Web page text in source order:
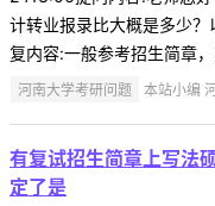
计转业报录比大概是多少
复内容:一般参考招生简章
河南大学考研问题 本站小编
有复试招生简章上写法
定了是